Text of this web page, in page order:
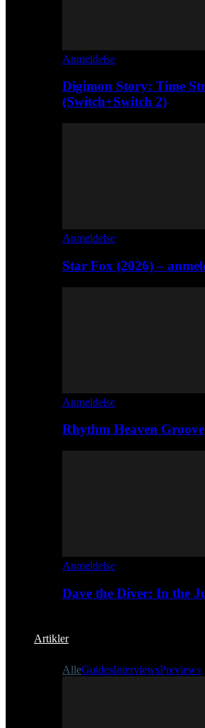
Anmeldelse
Digimon Story: Time
(Switch+Switch 2)
Anmeldelse
Star Fox (2026) –
Anmeldelse
Rhythm Heaven Groove
Anmeldelse
Dave the Diver: In the
Artikler
AlleGuidesInterviewsPreviews